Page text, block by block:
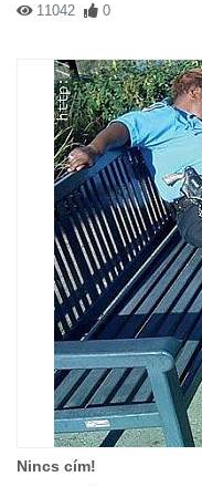
11042 0
Nincs cím!